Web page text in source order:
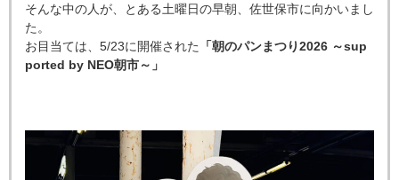
そんな中の人が、とある土曜日の早朝、佐世保市に向かいまし
た。
お目当ては、5/23に開催された
「朝のパンまつり2026 ～sup
ported by NEO朝市～」